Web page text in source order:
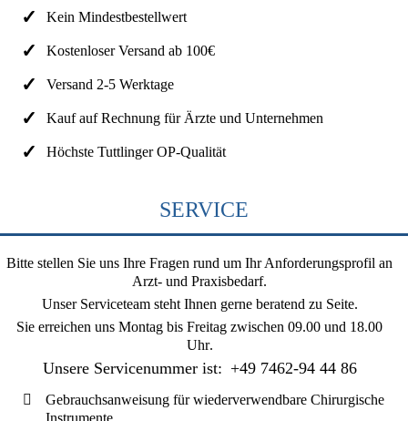
Kein Mindestbestellwert
Kostenloser Versand ab 100€
Versand 2-5 Werktage
Kauf auf Rechnung für Ärzte und Unternehmen
Höchste Tuttlinger OP-Qualität
SERVICE
Bitte stellen Sie uns Ihre Fragen rund um Ihr Anforderungsprofil an
Arzt- und Praxisbedarf.
Unser Serviceteam steht Ihnen gerne beratend zu Seite.
Sie erreichen uns Montag bis Freitag zwischen 09.00 und 18.00
Uhr.
Unsere Servicenummer ist: +49 7462-94 44 86
Gebrauchsanweisung für wiederverwendbare Chirurgische
Instrumente